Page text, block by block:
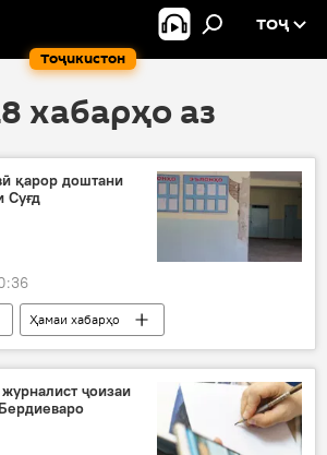
Тоҷикистон
ТОҶ
хабарҳо аз
қарор доштани
Суғд
Ҳамаи хабарҳо
садамавӣ
ҷоизаи